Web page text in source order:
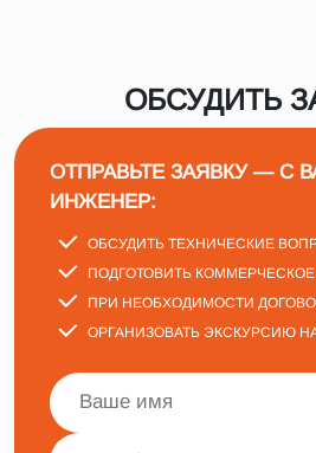
ОБСУДИТЬ
ОТПРАВЬТЕ ЗАЯВКУ — С
ИНЖЕНЕР:
ОБСУДИТЬ ТЕХНИЧЕСКИЕ
ПОДГОТОВИТЬ
ПРИ НЕОБХОДИМОСТИ
ОРГАНИЗОВАТЬ ЭКСКУРСИЮ